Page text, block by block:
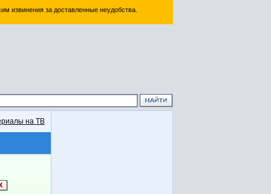
извинения за доставленные неудобства.
на ТВ